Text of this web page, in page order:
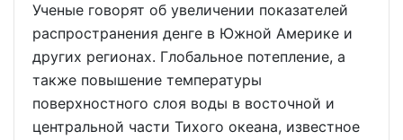
Ученые говорят об увеличении показателей
распространения денге в Южной Америке и
других регионах. Глобальное потепление, а
также повышение температуры
поверхностного слоя воды в восточной и
центральной части Тихого океана, известное